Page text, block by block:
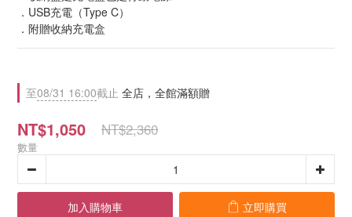
．USB充電（Type C）
．附贈收納充電盒
至08/31 16:00截止 全店，全館滿額贈
NT$1,050 NT$2,360
數量
加入購物車 立即購買